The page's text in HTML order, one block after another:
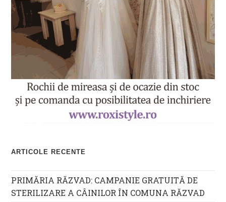
ARTICOLE RECENTE
PRIMĂRIA RĂZVAD: CAMPANIE GRATUITĂ DE
STERILIZARE A CÂINILOR ÎN COMUNA RĂZVAD